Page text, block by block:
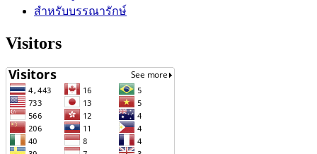
สำหรับบรรณารักษ์
Visitors